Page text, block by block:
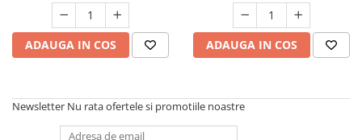
ADAUGA IN COS ADAUGA IN COS
Newsletter Nu rata ofertele si promotiile noastre